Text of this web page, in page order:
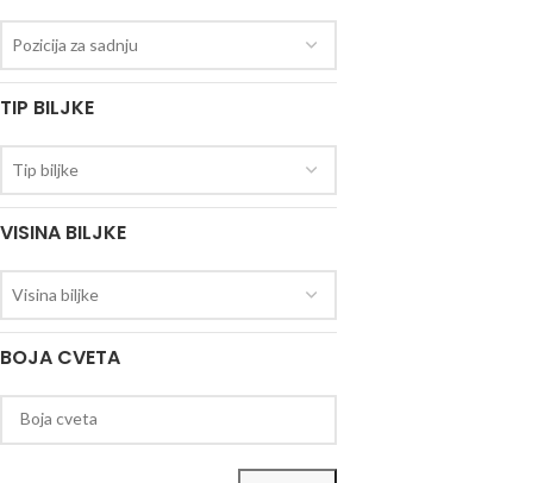
Pozicija za sadnju
TIP BILJKE
Tip biljke
VISINA BILJKE
Visina biljke
BOJA CVETA